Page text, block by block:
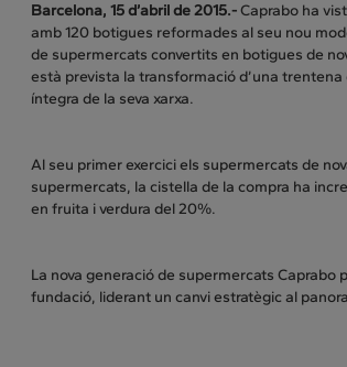
Barcelona, 15 d’abril de 2015.-Caprabo ha
amb 120 botigues reformades al seu nou
de supermercats convertits en botigues de
està prevista la transformació d’una
íntegra de la seva xarxa.
Al seu primer exercici els supermercats de
supermercats, la cistella de la compra ha
en fruita i verdura del 20%.
La nova generació de supermercats Caprabo
fundació, liderant un canvi estratègic al